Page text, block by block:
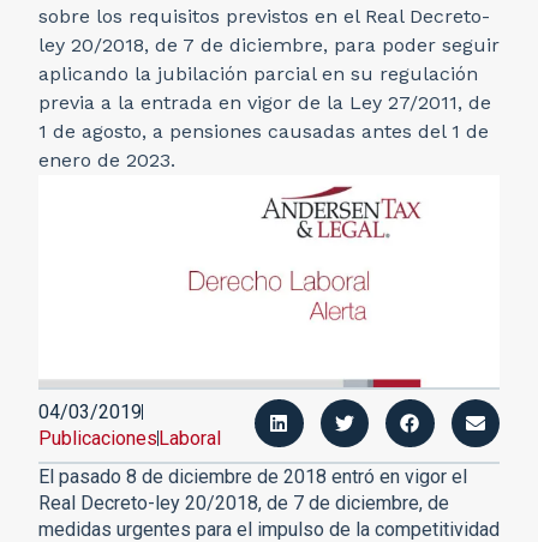
sobre los requisitos previstos en el Real Decreto-
ley 20/2018, de 7 de diciembre, para poder seguir
aplicando la jubilación parcial en su regulación
previa a la entrada en vigor de la Ley 27/2011, de
1 de agosto, a pensiones causadas antes del 1 de
enero de 2023.
04/03/2019
PublicacionesLaboral
El pasado 8 de diciembre de 2018 entró en vigor el
Real Decreto-ley 20/2018, de 7 de diciembre, de
medidas urgentes para el impulso de la competitividad